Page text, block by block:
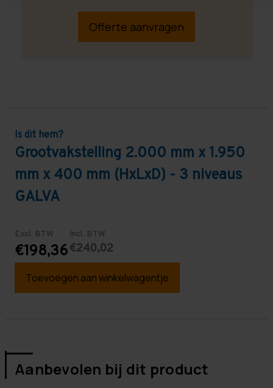
Offerte aanvragen
Is dit hem?
Grootvakstelling 2.000 mm x 1.950
mm x 400 mm (HxLxD) - 3 niveaus
GALVA
Excl. BTW
€198,36
Incl. BTW
€240,02
Toevoegen aan winkelwagentje
Aanbevolen bij dit product